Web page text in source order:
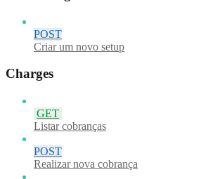
POST
Criar um novo setup
Charges
GET
Listar cobranças
POST
Realizar nova cobrança